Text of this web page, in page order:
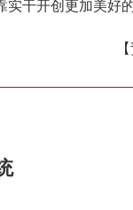
干开创更加美好的